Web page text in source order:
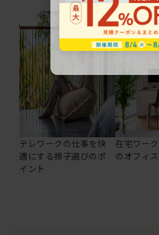
テレワークの仕事を快
適にする椅子選びのポ
イント
在宅ワー
のオフィ